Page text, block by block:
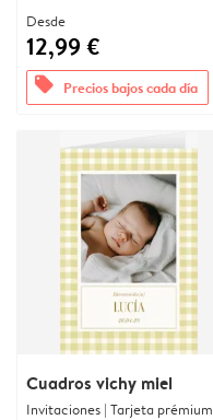
Desde
12,99 €
offers Precios bajos cada día
Cuadros vichy miel
Invitaciones | Tarjeta prémium